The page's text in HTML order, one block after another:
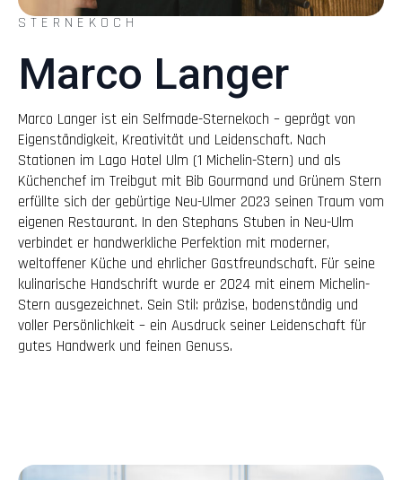
STERNEKOCH
Marco Langer
Marco Langer ist ein Selfmade-Sternekoch – geprägt von
Eigenständigkeit, Kreativität und Leidenschaft. Nach
Stationen im Lago Hotel Ulm (1 Michelin-Stern) und als
Küchenchef im Treibgut mit Bib Gourmand und Grünem Stern
erfüllte sich der gebürtige Neu-Ulmer 2023 seinen Traum vom
eigenen Restaurant. In den Stephans Stuben in Neu-Ulm
verbindet er handwerkliche Perfektion mit moderner,
weltoffener Küche und ehrlicher Gastfreundschaft. Für seine
kulinarische Handschrift wurde er 2024 mit einem Michelin-
Stern ausgezeichnet. Sein Stil: präzise, bodenständig und
voller Persönlichkeit – ein Ausdruck seiner Leidenschaft für
gutes Handwerk und feinen Genuss.